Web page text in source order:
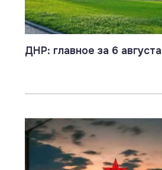
ДНР: главное за 6 августа